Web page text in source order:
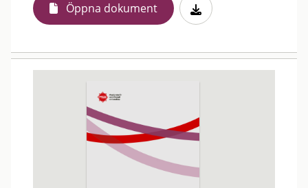
Öppna dokument